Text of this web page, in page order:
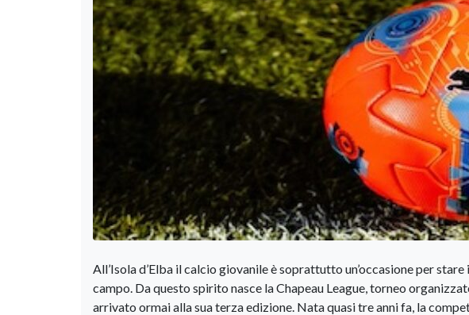
All’Isola d’Elba il calcio giovanile è soprattutto un’occasione per
campo. Da questo spirito nasce la Chapeau League, torneo
arrivato ormai alla sua terza edizione. Nata quasi tre anni fa, la